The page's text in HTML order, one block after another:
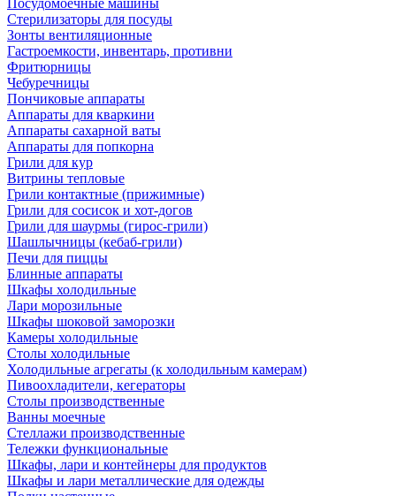
Посудомоечные машины
Стерилизаторы для посуды
Зонты вентиляционные
Гастроемкости, инвентарь, противни
Фритюрницы
Чебуречницы
Пончиковые аппараты
Аппараты для кваркини
Аппараты сахарной ваты
Аппараты для попкорна
Грили для кур
Витрины тепловые
Грили контактные (прижимные)
Грили для сосисок и хот-догов
Грили для шаурмы (гирос-грили)
Шашлычницы (кебаб-грили)
Печи для пиццы
Блинные аппараты
Шкафы холодильные
Лари морозильные
Шкафы шоковой заморозки
Камеры холодильные
Столы холодильные
Холодильные агрегаты (к холодильным камерам)
Пивоохладители, кегераторы
Столы производственные
Ванны моечные
Стеллажи производственные
Тележки функциональные
Шкафы, лари и контейнеры для продуктов
Шкафы и лари металлические для одежды